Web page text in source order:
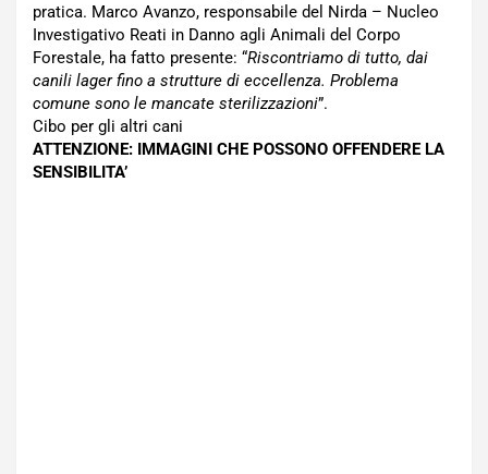
pratica. Marco Avanzo, responsabile del Nirda – Nucleo
Investigativo Reati in Danno agli Animali del Corpo
Forestale, ha fatto presente: “Riscontriamo di tutto, dai
canili lager fino a strutture di eccellenza. Problema
comune sono le mancate sterilizzazioni”.
Cibo per gli altri cani
ATTENZIONE: IMMAGINI CHE POSSONO OFFENDERE LA
SENSIBILITA’